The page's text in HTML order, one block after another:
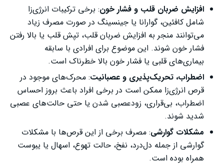
افزایش ضربان قلب و فشار خون: برخی ترکیبات انرژی‌زا
شامل کافئین، گوارانا یا جینسینگ در صورت مصرف زیاد
می‌توانند منجر به افزایش ضربان قلب، تپش قلب یا بالا رفتن
فشار خون شوند. این موضوع برای افرادی با سابقه
بیماری‌های قلبی یا فشار خون بالا خطرناک است.
اضطراب، تحریک‌پذیری و عصبانیت: محرک‌های موجود در
قرص انرژی‌زا ممکن است در برخی افراد باعث بروز احساس
اضطراب، بی‌قراری، زودعصبی شدن یا حتی حالت‌های عصبی
شدید شوند.
مشکلات گوارشی: مصرف برخی از این قرص‌ها با مشکلات
گوارشی از جمله دل‌درد، نفخ، حالت تهوع، اسهال یا یبوست
همراه بوده است.